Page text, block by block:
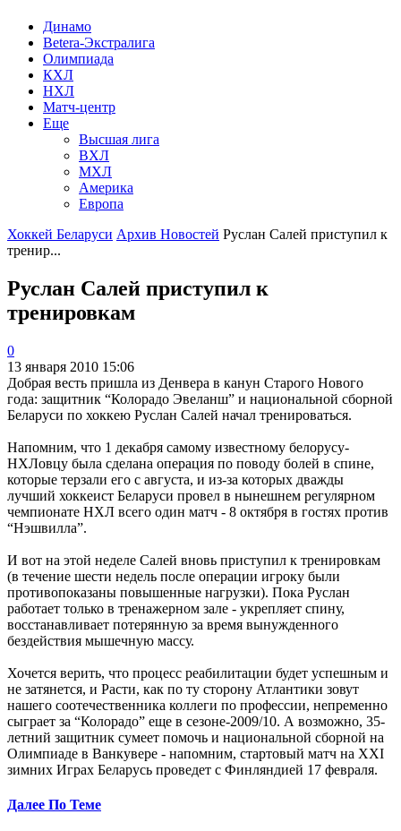
Динамо
Betera-Экстралига
Олимпиада
КХЛ
НХЛ
Матч-центр
Еще
Высшая лига
ВХЛ
МХЛ
Америка
Европа
Хоккей Беларуси Архив Новостей Руслан Салей приступил к
тренир...
Руслан Салей приступил к
тренировкам
0
13 января 2010 15:06
Добрая весть пришла из Денвера в канун Старого Нового
года: защитник “Колорадо Эвеланш” и национальной сборной
Беларуси по хоккею Руслан Салей начал тренироваться.
Напомним, что 1 декабря самому известному белорусу-
НХЛовцу была сделана операция по поводу болей в спине,
которые терзали его с августа, и из-за которых дважды
лучший хоккеист Беларуси провел в нынешнем регулярном
чемпионате НХЛ всего один матч - 8 октября в гостях против
“Нэшвилла”.
И вот на этой неделе Салей вновь приступил к тренировкам
(в течение шести недель после операции игроку были
противопоказаны повышенные нагрузки). Пока Руслан
работает только в тренажерном зале - укрепляет спину,
восстанавливает потерянную за время вынужденного
бездействия мышечную массу.
Хочется верить, что процесс реабилитации будет успешным и
не затянется, и Расти, как по ту сторону Атлантики зовут
нашего соотечественника коллеги по профессии, непременно
сыграет за “Колорадо” еще в сезоне-2009/10. А возможно, 35-
летний защитник сумеет помочь и национальной сборной на
Олимпиаде в Ванкувере - напомним, стартовый матч на XXI
зимних Играх Беларусь проведет с Финляндией 17 февраля.
Далее По Теме